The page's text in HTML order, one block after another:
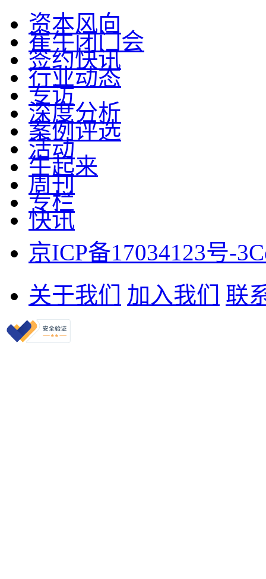
资本风向
崔牛闭门会
签约快讯
行业动态
专访
深度分析
案例评选
活动
牛起来
周刊
专栏
快讯
京ICP备17034123号-3
关于我们
加入我们 联